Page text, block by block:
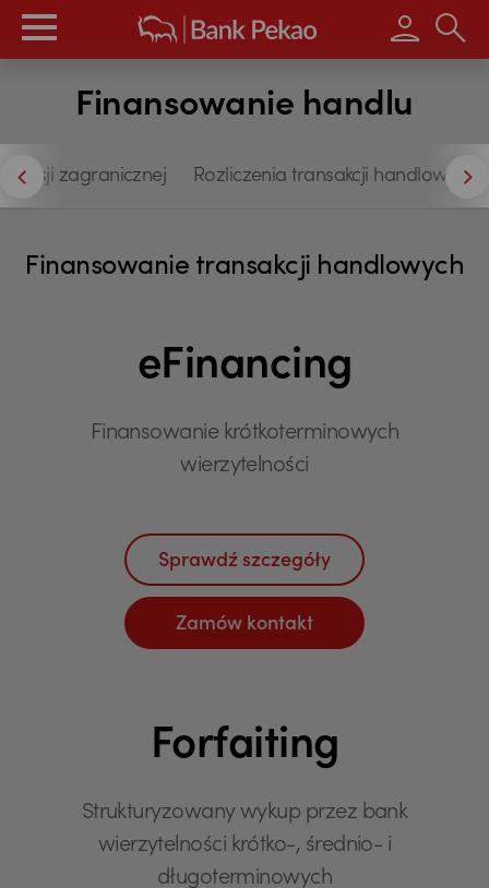
Wpisz
Finansowanie handlu
zagranicznej Rozliczenia transakcji handlowych
Finansowanie transakcji handlowych
eFinancing
Finansowanie krótkoterminowych
wierzytelności
Sprawdź szczegóły
Zamów kontakt
Forfaiting
Strukturyzowany wykup przez bank
wierzytelności krótko-, średnio- i
długoterminowych